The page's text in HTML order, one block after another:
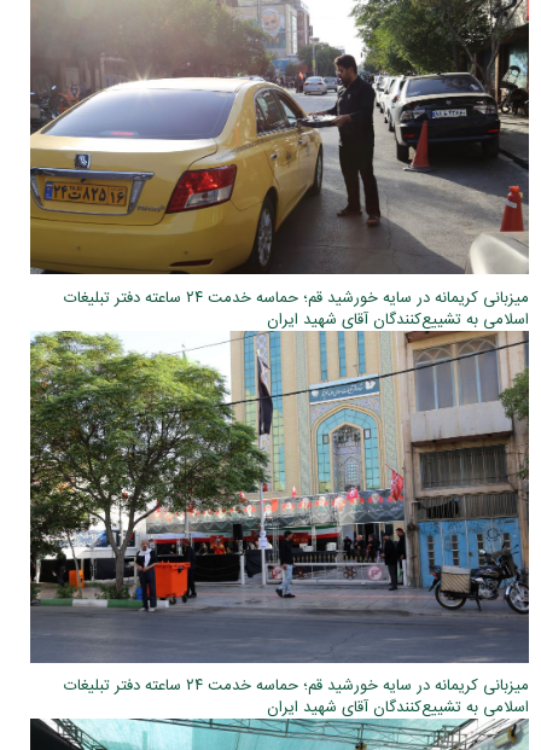
میزبانی کریمانه در سایه خورشید قم؛ حماسه خدمت ۲۴ ساعته دفتر تبلیغات
اسلامی به تشییع‌کنندگان آقای شهید ایران
میزبانی کریمانه در سایه خورشید قم؛ حماسه خدمت ۲۴ ساعته دفتر تبلیغات
اسلامی به تشییع‌کنندگان آقای شهید ایران